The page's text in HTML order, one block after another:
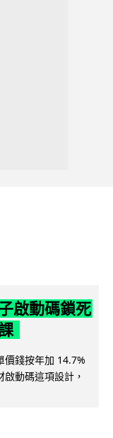
啟動碼鎖死
價錢按年加 14.7%
動碼這項設計，